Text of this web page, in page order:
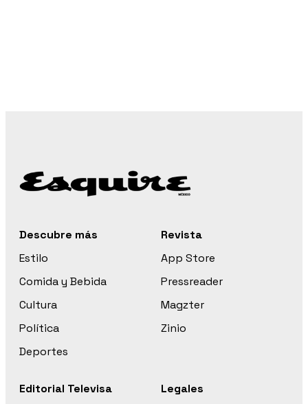
Descubre más
Estilo
Comida y Bebida
Cultura
Política
Deportes
Revista
App Store
Pressreader
Magzter
Zinio
Editorial Televisa
Legales